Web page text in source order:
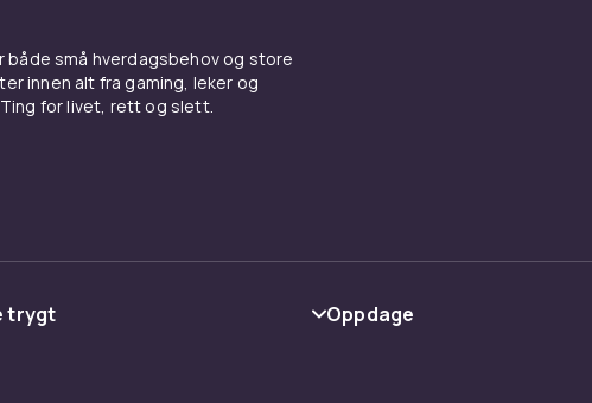
både små hverdagsbehov og store
innen alt fra gaming, leker og
for livet, rett og slett.
trygt
Oppdage